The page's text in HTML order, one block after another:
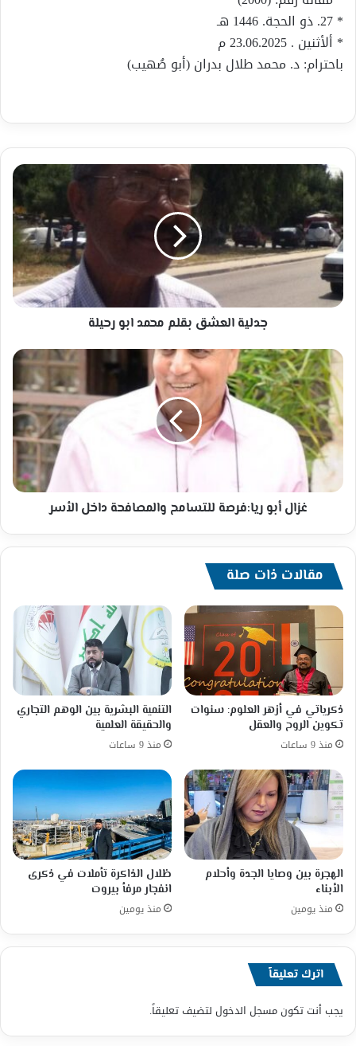
* 27. ذو الحجة. 1446 هـ
* ألأثنين . 23.06.2025 م
باحترام: د. محمد طلال بدران (أبو صُهيب)
جدلية
العشق
بقلم
محمد
ابو
رحيلة
جدلية العشق بقلم محمد ابو رحيلة
غزال
أبو
ريا:فرصة
للتسامح
والمصافحة
داخل
الأسر
غزال أبو ريا:فرصة للتسامح والمصافحة داخل الأسر
مقالات ذات صلة
ذكرياتي في أزهر العلوم: سنوات
تكوين الروح والعقل
منذ 9 ساعات
التنمية البشرية بين الوهم التجاري
والحقيقة العلمية
منذ 9 ساعات
الهجرة بين وصايا الجدة وأحلام
الأبناء
منذ يومين
ظلال الذاكرة تأملات في ذكرى
انفجار مرفأ بيروت
منذ يومين
اترك تعليقاً
يجب أنت تكونمسجل الدخول لتضيف تعليقاً.